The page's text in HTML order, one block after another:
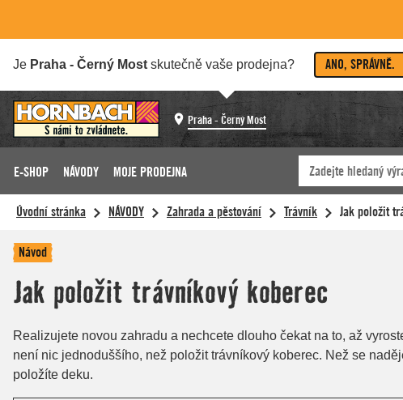
Je Praha - Černý Most skutečně vaše prodejna? ANO, SPRÁVNĚ.
Praha - Černý Most
E-SHOP NÁVODY MOJE PRODEJNA